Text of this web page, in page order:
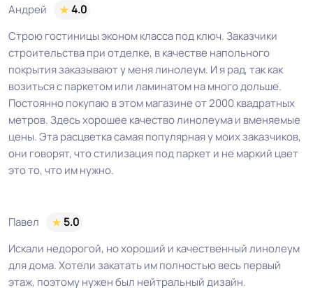
Андрей
4.0
Строю гостиницы эконом класса под ключ. Заказчики
строительства при отделке, в качестве напольного
покрытия заказывают у меня линолеум. И я рад, так как
возиться с паркетом или ламинатом на много дольше.
Постоянно покупаю в этом магазине от 2000 квадратных
метров. Здесь хорошее качество линолеума и вменяемые
цены. Эта расцветка самая популярная у моих заказчиков,
они говорят, что стилизация под паркет и не маркий цвет
это то, что им нужно.
Павел
5.0
Искали недорогой, но хороший и качественный линолеум
для дома. Хотели закатать им полностью весь первый
этаж, поэтому нужен был нейтральный дизайн.